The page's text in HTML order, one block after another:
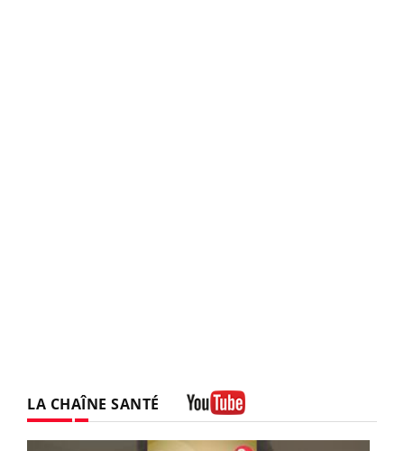
LA CHAÎNE SANTÉ